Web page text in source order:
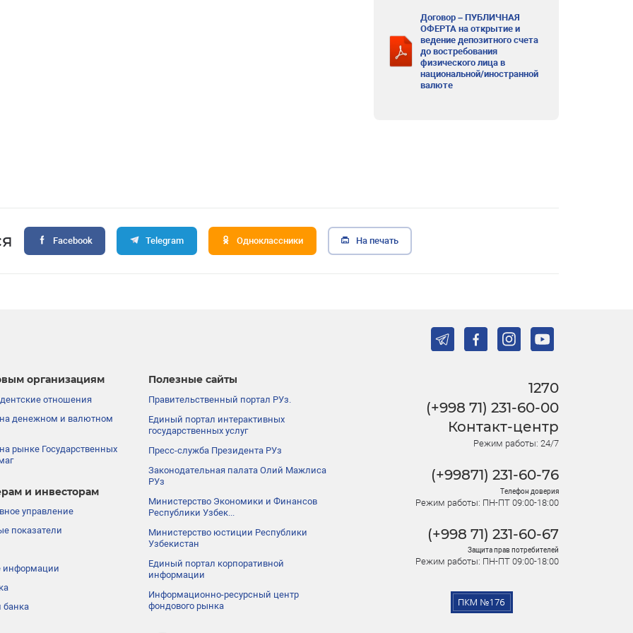
Договор – ПУБЛИЧНАЯ
ОФЕРТА на открытие и
ведение депозитного счета
до востребования
физического лица в
национальной/иностранной
валюте
Facebook Telegram Одноклассники На печать
организациям
отношения
денежном и валютном
рынке Государственных
и инвесторам
управление
показатели
информации
банка
Полезные сайты
Правительственный портал РУз.
Единый портал интерактивных
государственных услуг
Пресс-служба Президента РУз
Законодательная палата Олий Мажлиса
РУз
Министерство Экономики и Финансов
Республики Узбек...
Министерство юстиции Республики
Узбекистан
Единый портал корпоративной
информации
Информационно-ресурсный центр
фондового рынка
1270
(+998 71) 231-60-00
Контакт-центр
Режим работы: 24/7
(+99871) 231-60-76
Телефон доверия
Режим работы: ПН-ПТ 09:00-18:00
(+998 71) 231-60-67
Защита прав потребителей
Режим работы: ПН-ПТ 09:00-18:00